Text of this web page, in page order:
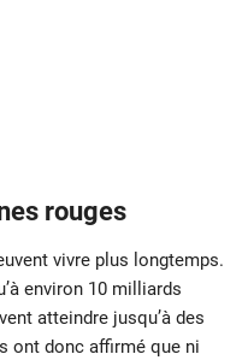
rouges
vivre plus longtemps.
environ 10 milliards
atteindre jusqu’à des
ont donc affirmé que ni